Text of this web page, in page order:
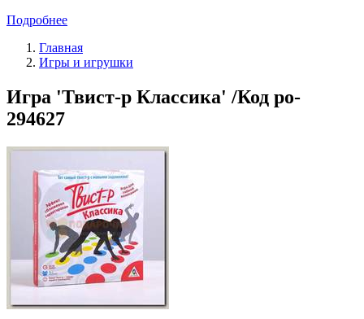
Подробнее
Главная
Игры и игрушки
Игра 'Твист-р Классика' /Код po-
294627